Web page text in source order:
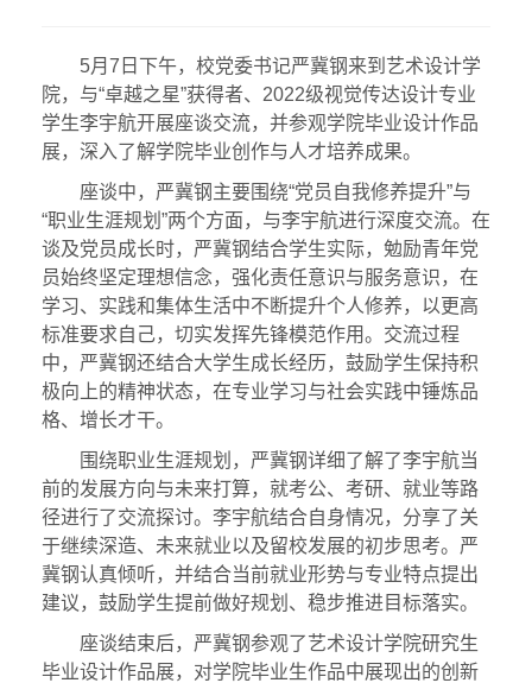
5月 7 日下午， 校党委书记严冀钢 来到艺术设计学
院，与“卓越之星”获得者、 2022级视觉传达设计专业
学生李宇航开展座谈交流，并参观学院毕业设计作品
展，深入了解学院毕业创作与人才培养成果。
座谈中，严冀钢主要围绕“党员自我修养提升”与
“职业生涯规划”两个方面，与李宇航进行深度交流。在
谈及党员成长时，严冀钢结合学生实际，勉励青年党
员始终坚定理想信念，强化责任意识与服务意识，在
学习、实践和集体生活中不断提升个人修养，以更高
标准要求自己，切实发挥先锋模范作用。交流过程
中，严冀钢还结合大学生成长经历，鼓励学生保持积
极向上的精神状态，在专业学习与社会实践中锤炼品
格、增长才干。
围绕职业生涯规划，严冀钢详细了解了李宇航当
前的发展方向与未来打算，就考公、考研、就业等路
径进行了交流探讨。李宇航结合自身情况，分享了关
于继续深造、未来就业以及留校发展的初步思考。严
冀钢认真倾听，并结合当前就业形势与专业特点提出
建议，鼓励学生提前做好规划、稳步推进目标落实。
座谈结束后，严冀钢参观了艺术设计学院研究生
毕业设计作品展，对学院毕业生作品中展现出的创新